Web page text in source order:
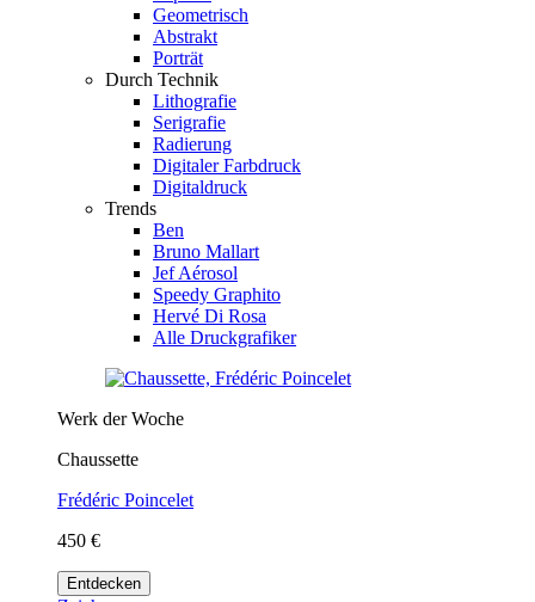
Geometrisch
Abstrakt
Porträt
Durch Technik
Lithografie
Serigrafie
Radierung
Digitaler Farbdruck
Digitaldruck
Trends
Ben
Bruno Mallart
Jef Aérosol
Speedy Graphito
Hervé Di Rosa
Alle Druckgrafiker
Werk der Woche
Chaussette
Frédéric Poincelet
450 €
Entdecken